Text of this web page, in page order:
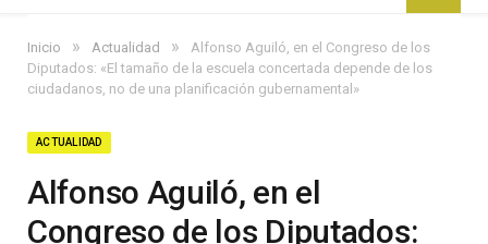
Inicio » Actualidad »
Alfonso Aguiló, en el Congreso de los
Diputados: «El tamaño de la escuela concertada depende de los
ciudadanos, no de una planificación gubernamental»
ACTUALIDAD
Alfonso Aguiló, en el
Congreso de los Diputados: